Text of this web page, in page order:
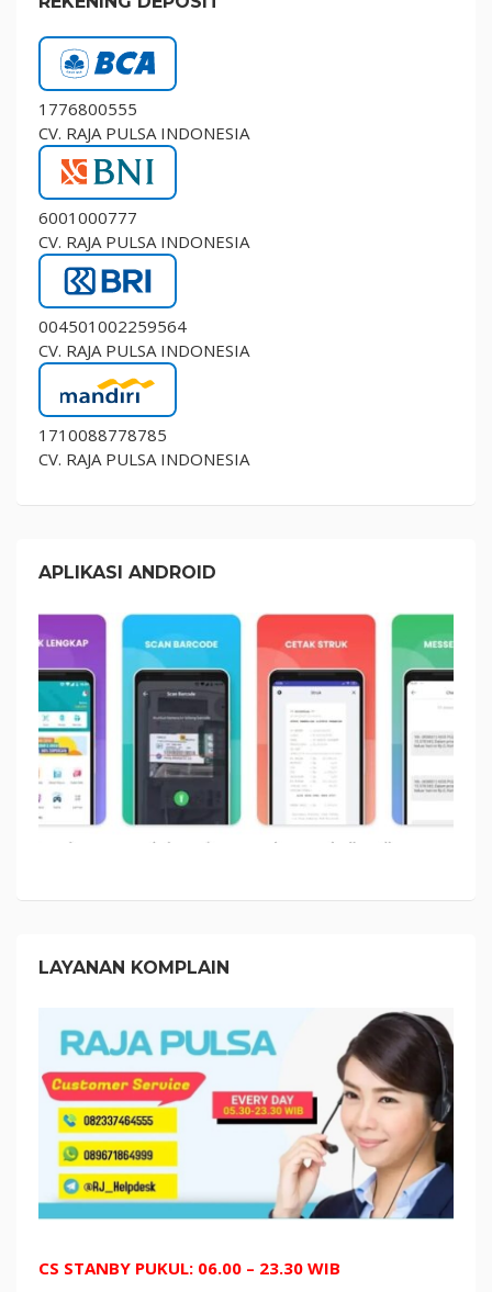
1776800555
CV. RAJA PULSA INDONESIA
6001000777
CV. RAJA PULSA INDONESIA
004501002259564
CV. RAJA PULSA INDONESIA
1710088778785
CV. RAJA PULSA INDONESIA
APLIKASI ANDROID
LAYANAN KOMPLAIN
CS STANBY PUKUL: 06.00 – 23.30 WIB